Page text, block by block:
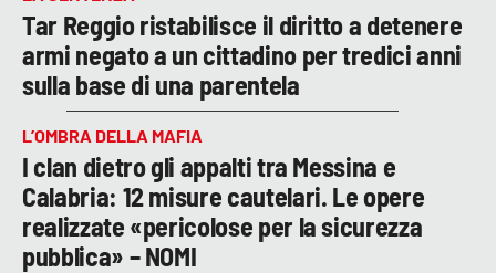
Tar Reggio ristabilisce il diritto a detenere
armi negato a un cittadino per tredici anni
sulla base di una parentela
L’OMBRA DELLA MAFIA
I clan dietro gli appalti tra Messina e
Calabria: 12 misure cautelari. Le opere
realizzate «pericolose per la sicurezza
pubblica» – NOMI